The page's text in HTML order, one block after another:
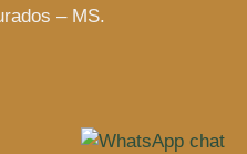
– MS.